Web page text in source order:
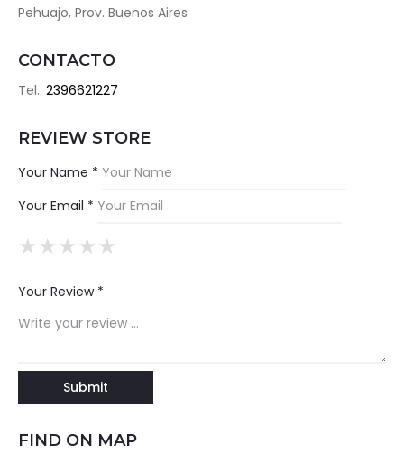
Pehuajo, Prov. Buenos Aires
CONTACTO
Tel.: 2396621227
REVIEW STORE
Your Name *
Your Email *
★
★★
★★★
★★★★
★★★★★
Your Review *
FIND ON MAP